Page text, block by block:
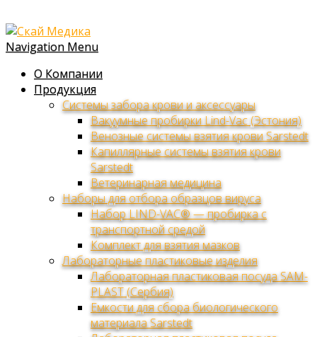
Navigation Menu
О Компании
Продукция
Системы забора крови и аксессуары
Вакуумные пробирки Lind-Vac (Эстония)
Венозные системы взятия крови Sarstedt
Капиллярные системы взятия крови
Sarstedt
Ветеринарная медицина
Наборы для отбора образцов вируса
Набор LIND-VAC® — пробирка с
транспортной средой
Комплект для взятия мазков
Лабораторные пластиковые изделия
Лабораторная пластиковая посуда SAM-
PLAST (Сербия)
Емкости для сбора биологического
материала Sarstedt